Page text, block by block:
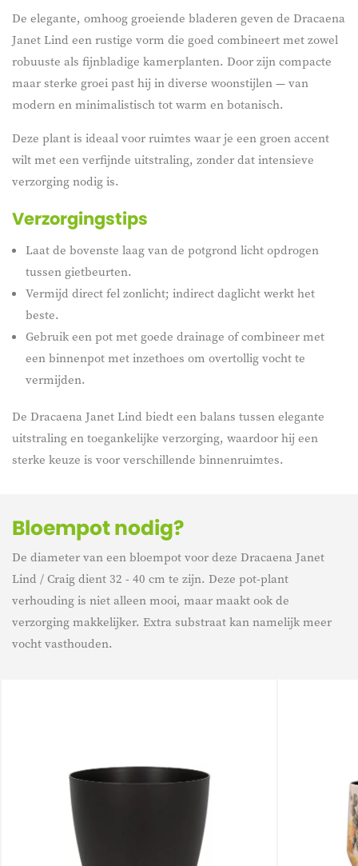
Bloempot nodig?
De diameter van een bloempot voor deze Dracaena Janet
Lind / Craig dient 32 - 40 cm te zijn. Deze pot-plant
verhouding is niet alleen mooi, maar maakt ook de
verzorging makkelijker. Extra substraat kan namelijk meer
vocht vasthouden.
De elegante, omhoog groeiende bladeren geven de Dracaena
Janet Lind een rustige vorm die goed combineert met zowel
robuuste als fijnbladige kamerplanten. Door zijn compacte
maar sterke groei past hij in diverse woonstijlen — van
modern en minimalistisch tot warm en botanisch.
Deze plant is ideaal voor ruimtes waar je een groen accent
wilt met een verfijnde uitstraling, zonder dat intensieve
verzorging nodig is.
Verzorgingstips
Laat de bovenste laag van de potgrond licht opdrogen
tussen gietbeurten.
Vermijd direct fel zonlicht; indirect daglicht werkt het
beste.
Gebruik een pot met goede drainage of combineer met
een binnenpot met inzethoes om overtollig vocht te
vermijden.
De Dracaena Janet Lind biedt een balans tussen elegante
uitstraling en toegankelijke verzorging, waardoor hij een
sterke keuze is voor verschillende binnenruimtes.